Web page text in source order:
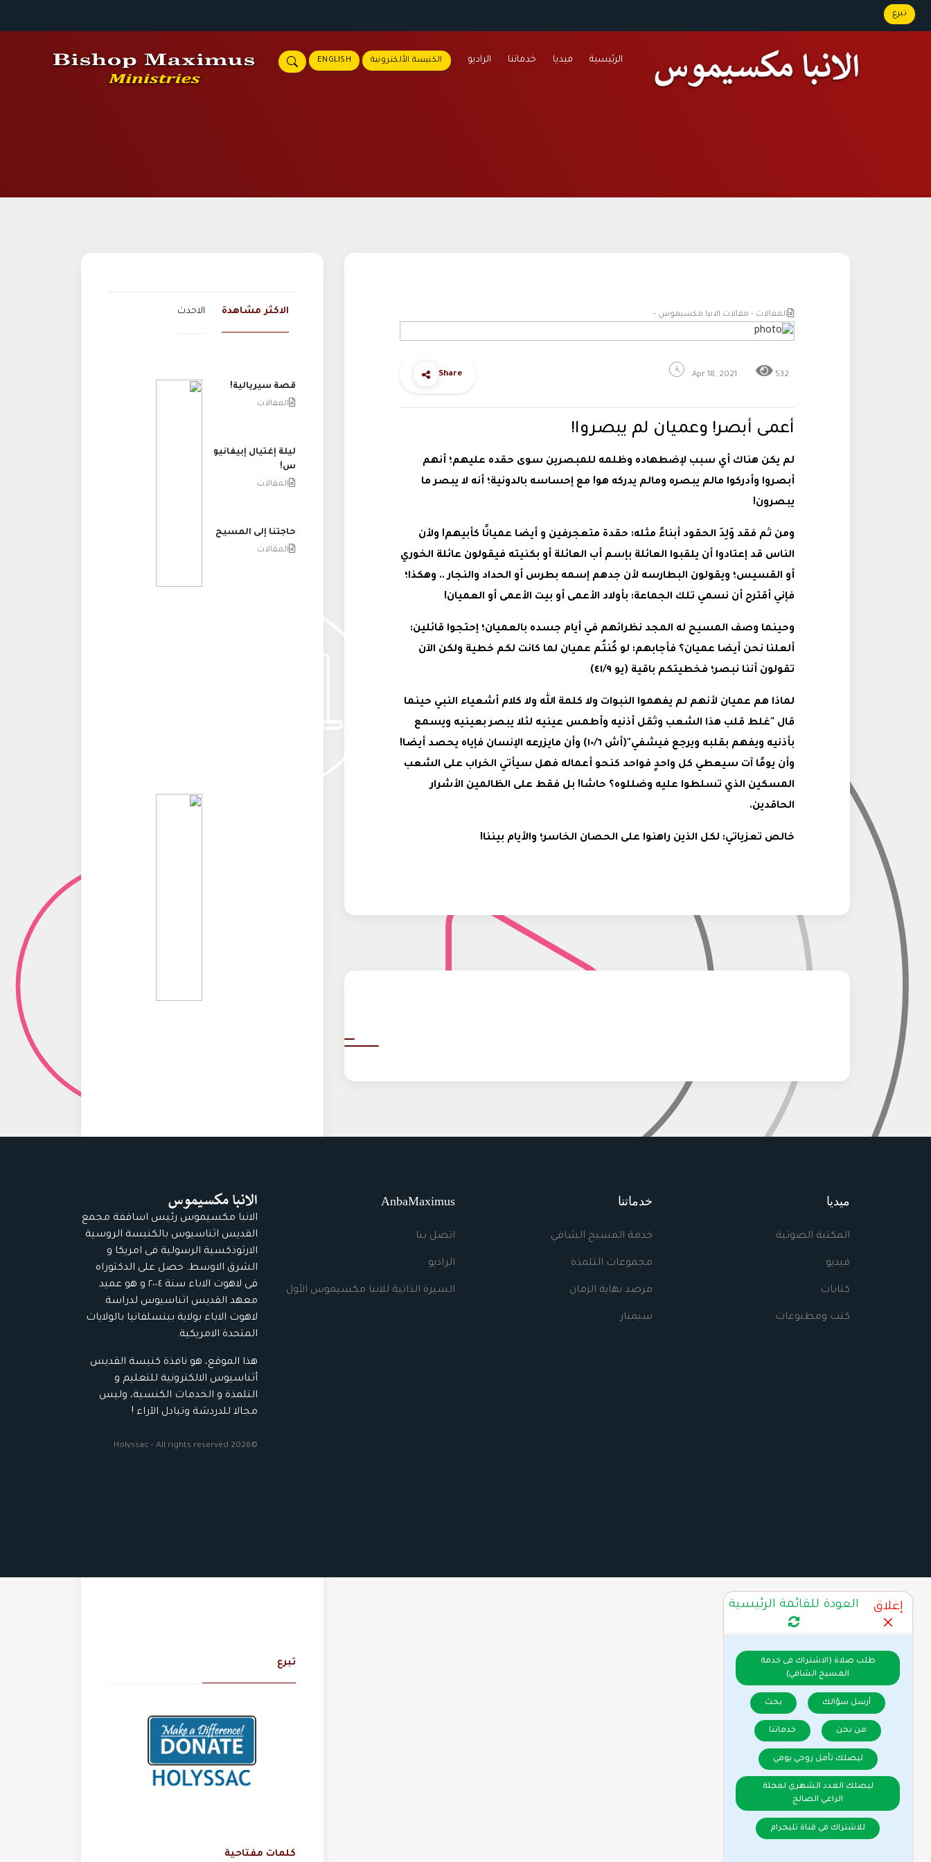
تبرع
ENGLISH الكنيسة الألكترونية الراديو خدماتنا ميديا الرئيسية
المقالات - مقالات الانبا مكسيموس -
Apr 18, 2021 532
Share
أعمى أبصر! وعميان لم يبصروا!
لم يكن هناك أي سبب لإضطهاده وظلمه للمبصرين سوى حقده عليهم؛ أنهم
أبصروا وأدركوا مالم يبصره ومالم يدركه هو! مع إحساسه بالدونية؛ أنه لا يبصر ما
يبصرون!
ومن ثم فقد وَلِدَ الحقود أبناءً مثله: حقدة متعجرفين و أيضا عميانًا كأبيهم! ولأن
الناس قد إعتادوا أن يلقبوا العائلة بإسم أب العائلة أو بكنيته فيقولون عائلة الخوري
أو القسيس؛ ويقولون البطارسه لأن جدهم إسمه بطرس أو الحداد والنجار .. وهكذا؛
فإني أقترح أن نسمي تلك الجماعة: بأولاد الأعمى أو بيت الأعمى أو العميان!
وحينما وصف المسيح له المجد نظرائهم في أيام جسده بالعميان؛ إحتجوا قائلين:
ألعلنا نحن أيضا عميان؟ فأجابهم: لو كُنتُم عميان لما كانت لكم خطية ولكن الآن
تقولون أننا نبصر؛ فخطيتكم باقية (يو ٤١/٩)
لماذا هم عميان لأنهم لم يفهموا النبوات ولا كلمة الله ولا كلام أشعياء النبي حينما
قال "غلط قلب هذا الشعب وثقل أذنيه وأطمس عينيه لئلا يبصر بعينيه ويسمع
بأذنيه ويفهم بقلبه ويرجع فيشفي"(أش ١٠/٦) وأن مايزرعه الإنسان فإياه يحصد أيضا!
وأن يومًا آت سيعطي كل واحدٍ فواحد كنحو أعماله فهل سيأتي الخراب على الشعب
المسكين الذي تسلطوا عليه وضللوه؟ حاشا! بل فقط على الظالمين الأشرار
الحاقدين.
خالص تعزياتي: لكل الذين راهنوا على الحصان الخاسر؛ والأيام بيننا!
الاكثر مشاهدة الاحدث
قصة سيريالية!
المقالات
ليلة إغتيال إبيفانيو
س!
المقالات
حاجتنا إلى المسيح
المقالات
تبرع
كلمات مفتاحية
ميديا
المكتبة الصوتية
فيديو
كتابات
كتب ومطبوعات
خدماتنا
خدمة المسيح الشافي
مجموعات التلمذة
مرصد نهاية الزمان
سيمنار
AnbaMaximus
اتصل بنا
الراديو
السيرة الذاتية للانبا مكسيموس الأول
الانبا مكسيموس رئيس اساقفة مجمع
القديس اثناسيوس بالكنيسة الروسية
الارثوذكسية الرسولية فى امريكا و
الشرق الاوسط. حصل على الدكتوراه
فى لاهوت الاباء سنة ٢٠٠٤ و هو عميد
معهد القديس اثناسيوس لدراسة
لاهوت الاباء بولاية ببنسلفانيا بالولايات
المتحدة الامريكية.
هذا الموقع، هو نافذة كنيسة القديس
أثناسيوس الالكترونية للتعليم و
التلمذة و الخدمات الكنسية، وليس
مجالا للدردشة وتبادل الآراء !
©2026 Holyssac - All rights reserved
إغلاق العودة للقائمة الرئيسية
طلب صلاة (الاشتراك فى خدمة
المسيح الشافي)
أرسل سؤالك بحث
من نحن خدماتنا
ليصلك تأمل روحي يومي
ليصلك العدد الشهري لمجلة
الراعي الصالح
للاشتراك في قناة تليجرام